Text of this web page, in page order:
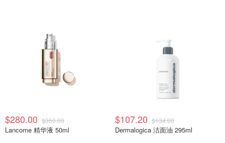
$280.00 $350.00
Lancome 精华液 50ml
$107.20 $134.00
Dermalogica 洁面油 295ml